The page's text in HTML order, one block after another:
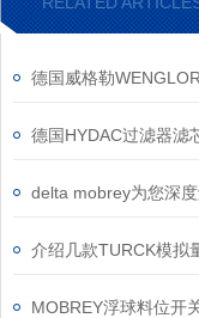
MOBREY浮球料位开